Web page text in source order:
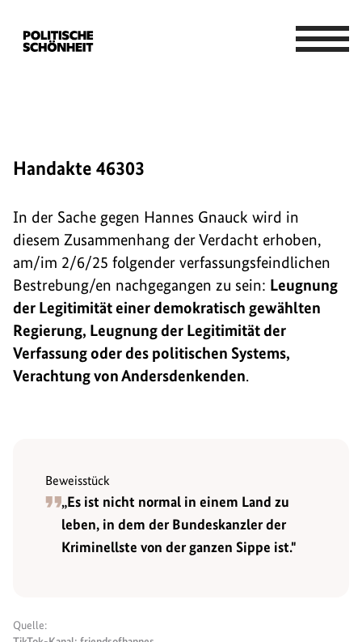
Handakte 46303
In der Sache gegen Hannes Gnauck wird in
diesem Zusammenhang der Verdacht erhoben,
am/im 2/6/25 folgender verfassungsfeindlichen
Bestrebung/en nachgegangen zu sein: Leugnung
der Legitimität einer demokratisch gewählten
Regierung, Leugnung der Legitimität der
Verfassung oder des politischen Systems,
Verachtung von Andersdenkenden.
Beweisstück
„Es ist nicht normal in einem Land zu
leben, in dem der Bundeskanzler der
Kriminellste von der ganzen Sippe ist."
Quelle: